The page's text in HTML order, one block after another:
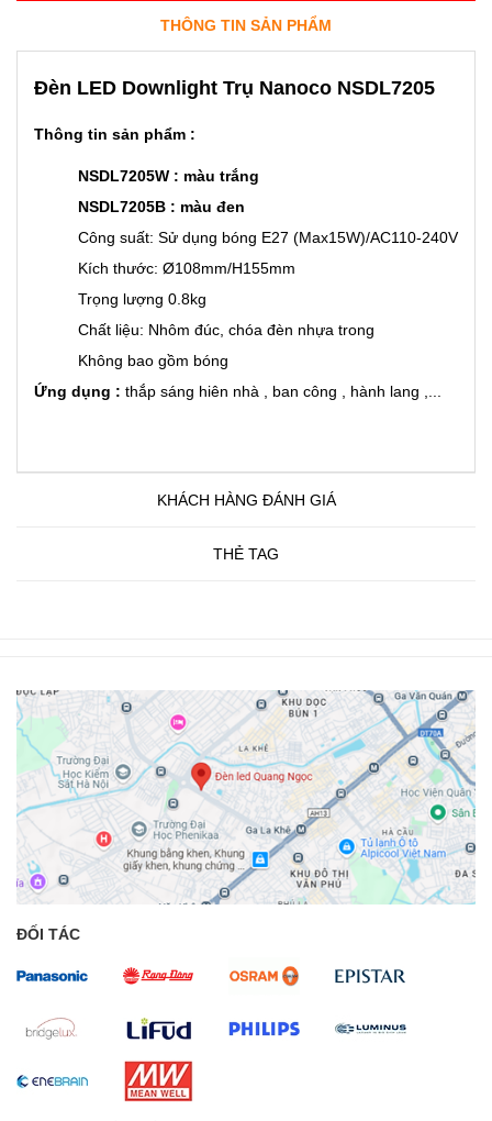
THÔNG TIN SẢN PHẨM
Đèn LED Downlight Trụ Nanoco NSDL7205
Thông tin sản phẩm :
NSDL7205W : màu trắng
NSDL7205B : màu đen
Công suất: Sử dụng bóng E27 (Max15W)/AC110-240V
Kích thước: Ø108mm/H155mm
Trọng lượng 0.8kg
Chất liệu: Nhôm đúc, chóa đèn nhựa trong
Không bao gồm bóng
Ứng dụng : thắp sáng hiên nhà , ban công , hành lang ,...
KHÁCH HÀNG ĐÁNH GIÁ
THẺ TAG
ĐỐI TÁC